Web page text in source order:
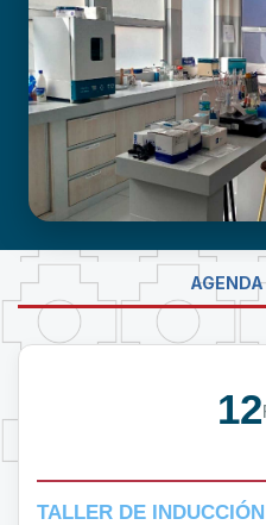
LABORATORIO DE
PROUMSA
12
TALLER DE INDUCCIÓN